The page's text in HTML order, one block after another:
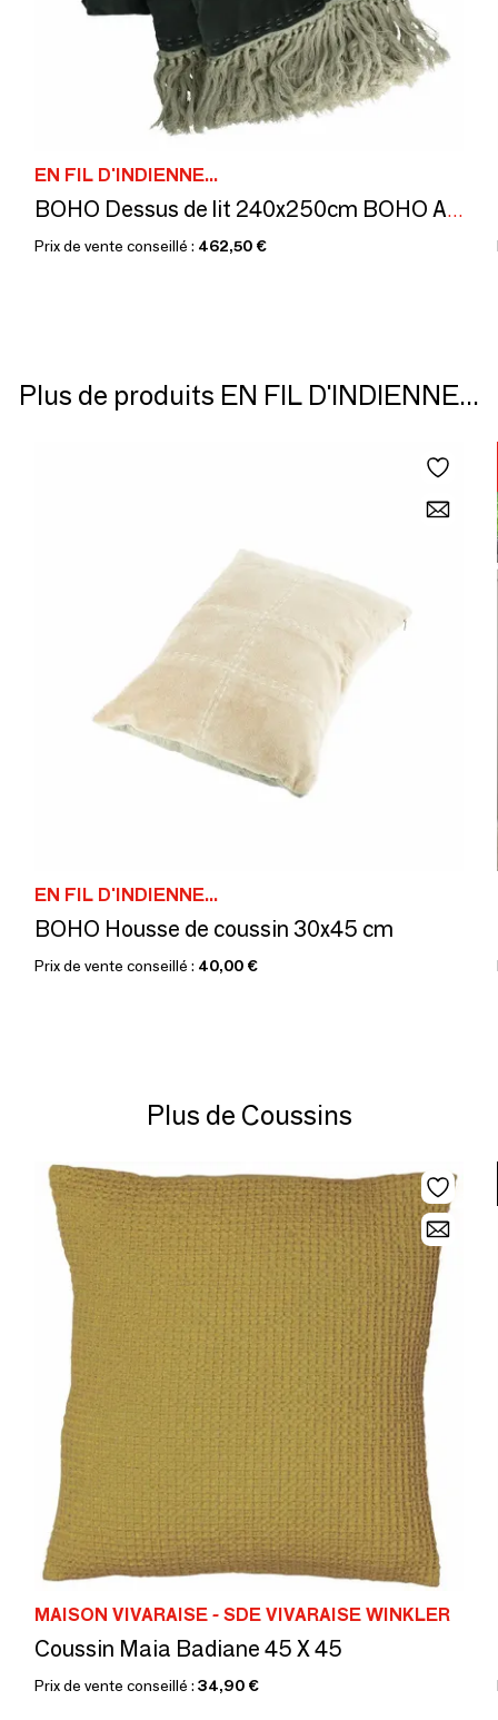
EN FIL D'INDIENNE...
BOHO Dessus de lit 240x250cm BOHO ANTHRACITE
Prix de vente conseillé : 462,50 €
Plus de produits EN FIL D'INDIENNE...
EN FIL D'INDIENNE...
BOHO Housse de coussin 30x45 cm
Prix de vente conseillé : 40,00 €
Plus de Coussins
MAISON VIVARAISE - SDE VIVARAISE WINKLER
Coussin Maia Badiane 45 X 45
Prix de vente conseillé : 34,90 €